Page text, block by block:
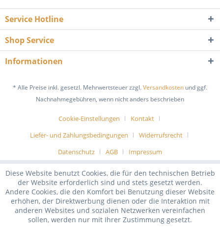
Service Hotline
Shop Service
Informationen
* Alle Preise inkl. gesetzl. Mehrwertsteuer zzgl.Versandkosten und ggf.
Nachnahmegebühren, wenn nicht anders beschrieben
Cookie-Einstellungen
Kontakt
Liefer- und Zahlungsbedingungen
Widerrufsrecht
Datenschutz
AGB Impressum
Diese Website benutzt Cookies, die für den technischen Betrieb
der Website erforderlich sind und stets gesetzt werden.
Andere Cookies, die den Komfort bei Benutzung dieser Website
erhöhen, der Direktwerbung dienen oder die Interaktion mit
anderen Websites und sozialen Netzwerken vereinfachen
sollen, werden nur mit Ihrer Zustimmung gesetzt.